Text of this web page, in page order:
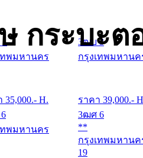
กระบะต
ทพมหานคร
35,000.- H.
3ฒบ 3
กรุงเทพมหานค
ราคา 39,000.-
ทพมหานคร
3ฒศ 6
**
กรุงเทพมหานค
19